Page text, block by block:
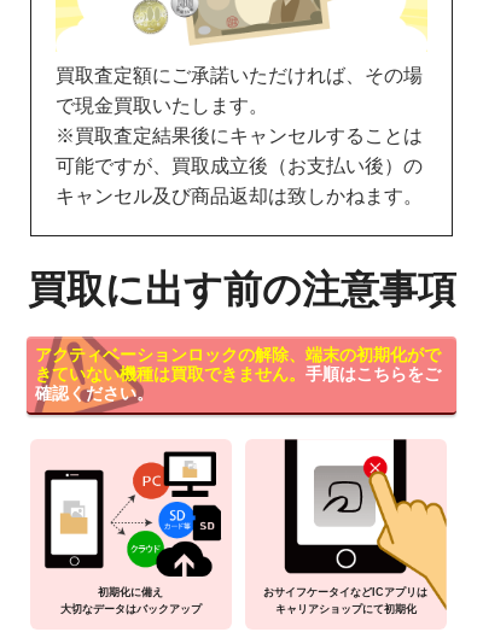
買取査定額にご承諾いただければ、その場
で現金買取いたします。
※買取査定結果後にキャンセルすることは
可能ですが、買取成立後（お支払い後）の
キャンセル及び商品返却は致しかねます。
買取に出す前の注意事項
アクティベーションロックの解除、端末の初期化がで
きていない機種は買取できません。 手順はこちらをご
確認ください。
初期化に備え
大切なデータはバックアップ
おサイフケータイなどICアプリは
キャリアショップにて初期化